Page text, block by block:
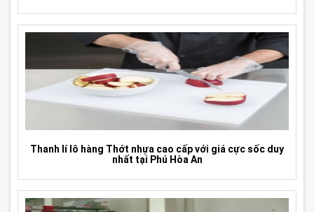
Thanh lí lô hàng Thớt nhựa cao cấp với giá cực sốc duy
nhất tại Phú Hòa An